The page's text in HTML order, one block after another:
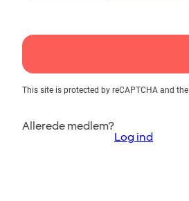
This site is protected by reCAPTCHA and the
Allerede medlem?
Log ind